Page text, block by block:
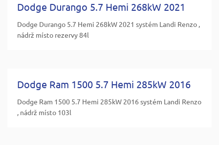
Dodge Durango 5.7 Hemi 268kW 2021
Dodge Durango 5.7 Hemi 268kW 2021 systém Landi Renzo ,
nádrž místo rezervy 84l
Dodge Ram 1500 5.7 Hemi 285kW 2016
Dodge Ram 1500 5.7 Hemi 285kW 2016 systém Landi Renzo
, nádrž místo 103l